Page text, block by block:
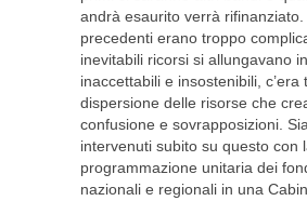
andrà esaurito verrà
precedenti erano troppo
inevitabili ricorsi si allungavano
inaccettabili e insostenibili, c’era
dispersione delle risorse che
confusione e sovrapposizioni.
intervenuti subito su questo con
programmazione unitaria dei
nazionali e regionali in una